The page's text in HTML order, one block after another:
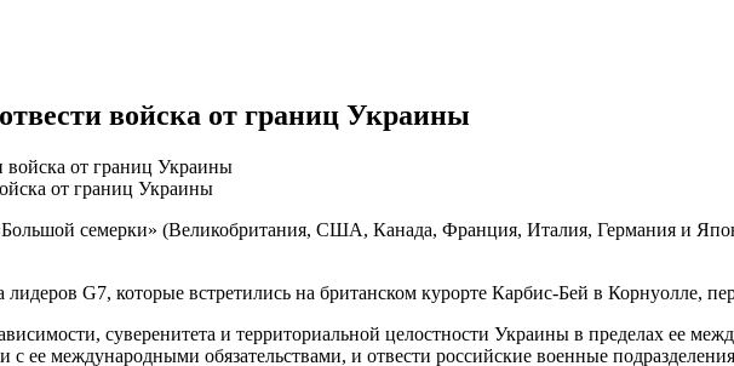
войска от границ Украины
от границ Украины
«Большой семерки» (Великобритания, США, Канада, Франция, Италия, Германия и
G7, которые встретились на британском курорте Карбис-Бей в Корнуолле,
суверенитета и территориальной целостности Украины в пределах ее
с ее международными обязательствами, и отвести российские военные